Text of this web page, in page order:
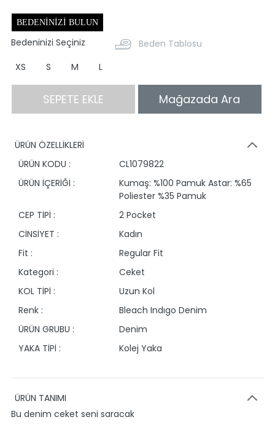
BEDENINIZI BULUN
Bedeninizi Seçiniz
Beden Tablosu
XS
S M L
SEPETE EKLE Mağazada Ara
ÜRÜN ÖZELLİKLERİ
ÜRÜN KODU :
CL1079822
ÜRÜN İÇERİĞİ :
Kumaş: %100 Pamuk Astar: %65
Poliester %35 Pamuk
CEP TİPİ :
2 Pocket
CİNSİYET :
Kadın
Fit :
Regular Fit
Kategori :
Ceket
KOL TİPİ :
Uzun Kol
Renk :
Bleach Indıgo Denim
ÜRÜN GRUBU :
Denim
YAKA TİPİ :
Kolej Yaka
ÜRÜN TANIMI
Bu denim ceket seni saracak